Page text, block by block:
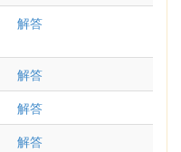
解答
解答
解答
解答